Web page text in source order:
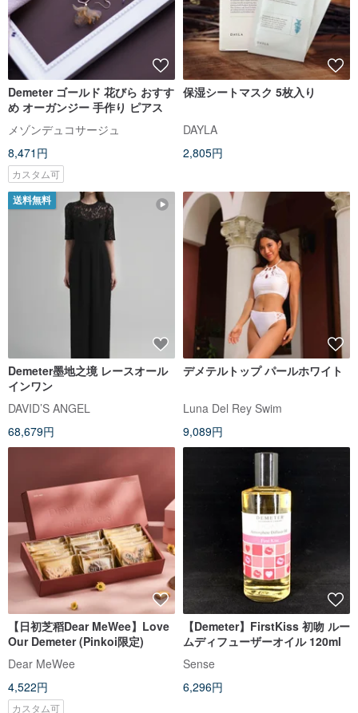
Demeter ゴールド 花びら おすす
め オーガンジー 手作り ピアス
メゾンデュコサージュ
8,471円
カスタム可
保湿シートマスク 5枚入り
DAYLA
2,805円
送料無料
Demeter墨地之境 レースオール
インワン
DAVID’S ANGEL
68,679円
デメテルトップ パールホワイト
Luna Del Rey Swim
9,089円
【日初芝稻Dear MeWee】Love
Our Demeter (Pinkoi限定)
Dear MeWee
4,522円
カスタム可
【Demeter】FirstKiss 初吻 ルー
ムディフューザーオイル 120ml
Sense
6,296円